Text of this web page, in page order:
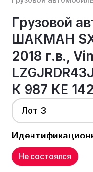
Грузовой
ШАКМАН
2018 г.в.,
К 987 КЕ
Лот 3
Не состоялся